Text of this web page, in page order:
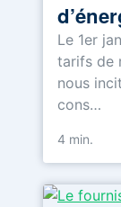
Le 1er
tarifs de
nous
cons…
4 min.